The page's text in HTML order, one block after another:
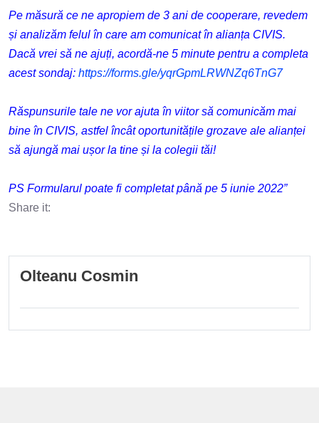
Pe măsură ce ne apropiem de 3 ani de cooperare, revedem
și analizăm felul în care am comunicat în alianța CIVIS.
Dacă vrei să ne ajuți, acordă-ne 5 minute pentru a completa
acest sondaj: https://forms.gle/yqrGpmLRWNZq6TnG7
Răspunsurile tale ne vor ajuta în viitorsă comunicăm mai
bine în CIVIS, astfel încât oportunitățile grozave ale alianței
să ajungă mai ușor la tine și la colegii tăi!
PS Formularul poate fi completat până pe 5 iunie 2022”
Share it:
Olteanu Cosmin